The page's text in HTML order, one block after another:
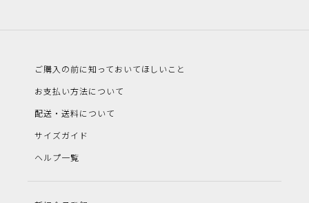
ご購入の前に知っておいてほしいこと
お支払い方法について
配送・送料について
サイズガイド
ヘルプ一覧